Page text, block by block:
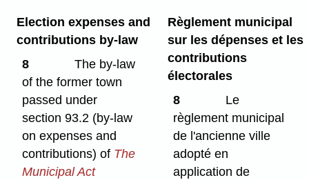
Election expenses and
contributions by-law
8
The by-law
of the former town
passed under
section 93.2 (by-law
on expenses and
contributions) of The
Municipal Act
Règlement municipal
sur les dépenses et les
contributions
électorales
8
Le
règlement municipal
de l'ancienne ville
adopté en
application de